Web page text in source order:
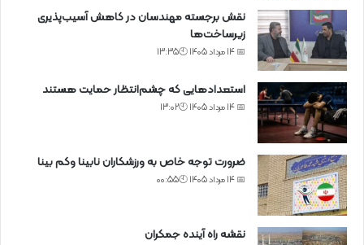
نقش برجسته مهندسان در کاهش آسیب‌پذیری
زیرساخت‌ها
📅 14 مرداد 1405 🕙13:35
استعدادهایی که چشم‌انتظار حمایت هستند
📅 14 مرداد 1405 🕙13:02
ضرورت توجه خاص به ورزشکاران نابینا وکم بینا
📅 14 مرداد 1405 🕙00:55
نقشه راه آینده جمکران